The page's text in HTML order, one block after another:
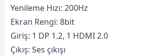
Yenileme Hızı: 200Hz
Ekran Rengi: 8bit
Giriş: 1 DP 1.2, 1 HDMI 2.0
Çıkış: Ses çıkışı